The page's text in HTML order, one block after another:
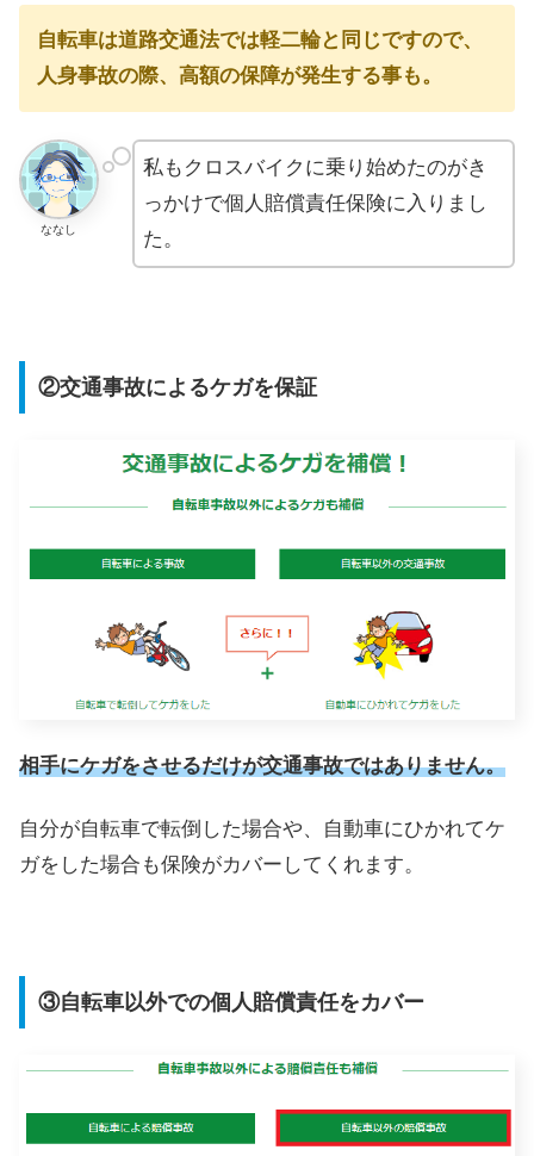
自転車は道路交通法では軽二輪と同じですので、
人身事故の際、高額の保障が発生する事も。
ななし
私もクロスバイクに乗り始めたのがき
っかけで個人賠償責任保険に入りまし
た。
②交通事故によるケガを保証
相手にケガをさせるだけが交通事故ではありません。
自分が自転車で転倒した場合や、自動車にひかれてケ
ガをした場合も保険がカバーしてくれます。
③自転車以外での個人賠償責任をカバー